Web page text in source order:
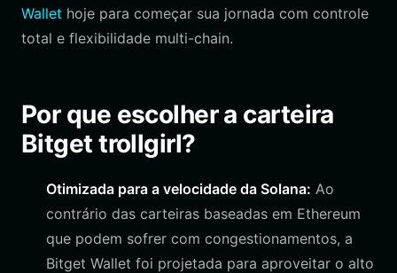
Wallet hoje para começar sua jornada com controle
total e flexibilidade multi-chain.
Por que escolher a carteira
Bitget trollgirl?
Otimizada para a velocidade da Solana: Ao
contrário das carteiras baseadas em Ethereum
que podem sofrer com congestionamentos, a
Bitget Wallet foi projetada para aproveitar o alto